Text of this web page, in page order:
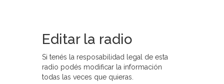
Editar la radio
Si tenés la resposabilidad legal de esta
radio podés modificar la información
todas las veces que quieras.